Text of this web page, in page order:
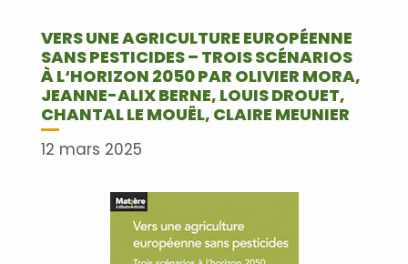
VERS UNE AGRICULTURE EUROPÉENNE
SANS PESTICIDES – TROIS SCÉNARIOS
À L‘HORIZON 2050 PAR OLIVIER MORA,
JEANNE-ALIX BERNE, LOUIS DROUET,
CHANTAL LE MOUËL, CLAIRE MEUNIER
12 mars 2025